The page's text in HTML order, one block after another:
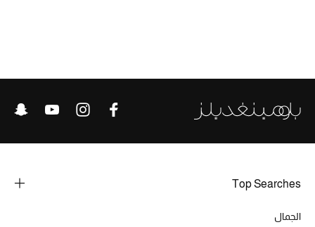
هدايا للنساء
ركن الفخامة
Top Searches
الجمال